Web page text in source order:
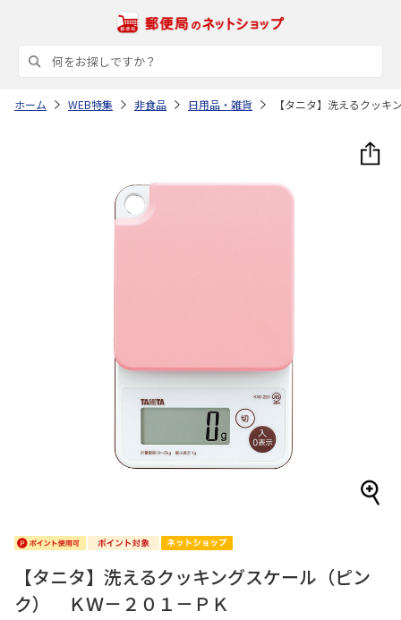
ホーム WEB特集 非食品 日用品・雑貨 【タニタ】洗えるクッ
【タニタ】洗えるクッキングスケール（ピン
ク） ＫＷ－２０１－ＰＫ